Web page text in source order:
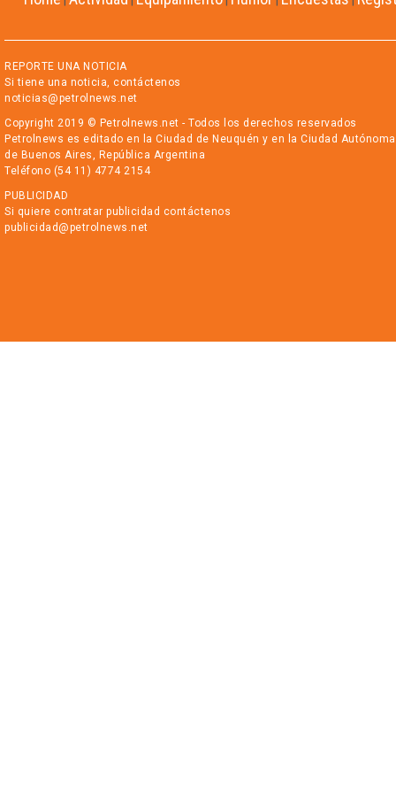
REPORTE UNA NOTICIA
Si tiene una noticia, contáctenos
noticias@petrolnews.net
Copyright 2019 © Petrolnews.net - Todos los derechos reservados
Petrolnews es editado en la Ciudad de Neuquén y en la Ciudad Autónoma
de Buenos Aires, República Argentina
Teléfono (54 11) 4774 2154
PUBLICIDAD
Si quiere contratar publicidad contáctenos
publicidad@petrolnews.net